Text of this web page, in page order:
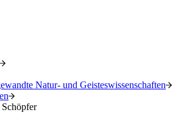
Natur- und Geisteswissenschaften